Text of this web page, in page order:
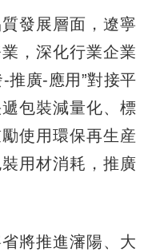
發展層面，遼寧
，深化行業企業
推廣-應用”對接平
包裝減量化、標
使用環保再生産
用材消耗，推廣
將推進瀋陽、大